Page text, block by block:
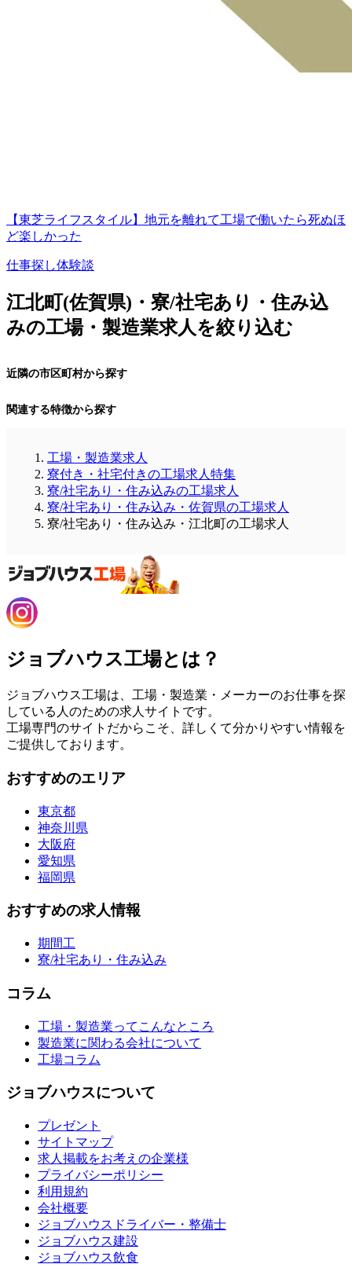
【東芝ライフスタイル】地元を離れて工場で働いたら死ぬほ
ど楽しかった
仕事探し体験談
江北町(佐賀県)・寮/社宅あり・住み込
みの工場・製造業求人を絞り込む
近隣の市区町村から探す
関連する特徴から探す
工場・製造業求人
寮付き・社宅付きの工場求人特集
寮/社宅あり・住み込みの工場求人
寮/社宅あり・住み込み・佐賀県の工場求人
寮/社宅あり・住み込み・江北町の工場求人
ジョブハウス工場とは？
ジョブハウス工場は、工場・製造業・メーカーのお仕事を探
している人のための求人サイトです。
工場専門のサイトだからこそ、詳しくて分かりやすい情報を
ご提供しております。
おすすめのエリア
東京都
神奈川県
大阪府
愛知県
福岡県
おすすめの求人情報
期間工
寮/社宅あり・住み込み
コラム
工場・製造業ってこんなところ
製造業に関わる会社について
工場コラム
ジョブハウスについて
プレゼント
サイトマップ
求人掲載をお考えの企業様
プライバシーポリシー
利用規約
会社概要
ジョブハウスドライバー・整備士
ジョブハウス建設
ジョブハウス飲食